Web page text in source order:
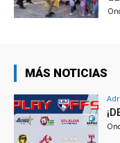
MÁS NOTICIAS